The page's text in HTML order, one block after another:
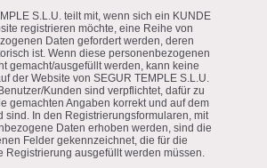
S.L.U. teilt mit, wenn sich ein KUNDE
registrieren möchte, eine Reihe von
Daten gefordert werden, deren
ist. Wenn diese personenbezogenen
gemacht/ausgefüllt werden, kann keine
der Website von SEGUR TEMPLE S.L.U.
Kunden sind verpflichtet, dafür zu
gemachten Angaben korrekt und auf dem
sind. In den Registrierungsformularen, mit
Daten erhoben werden, sind die
Felder gekennzeichnet, die für die
Registrierung ausgefüllt werden müssen.